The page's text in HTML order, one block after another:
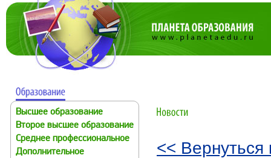
Высшее образование
Второе высшее образование
Среднее профессиональное
Дополнительное
<< Вернуться